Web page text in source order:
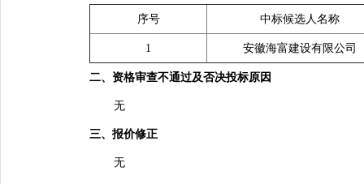
序号 中标候选人名称
1 安徽海富建设有限公司
二、资格审查不通过及否决投标原因
无
三、报价修正
无